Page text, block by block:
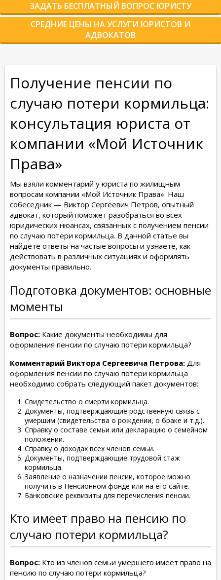
ЗАДАТЬ БЕСПЛАТНЫЙ ВОПРОС ЮРИСТУ
СРЕДНИЕ ЦЕНЫ НА УСЛУГИ ЮРИСТОВ И
АДВОКАТОВ
Получение пенсии по
случаю потери кормильца:
консультация юриста от
компании «Мой Источник
Права»
Мы взяли комментарий у юриста по жилищным
вопросам компании «Мой Источник Права». Наш
собеседник — Виктор Сергеевич Петров, опытный
адвокат, который поможет разобраться во всех
юридических нюансах, связанных с получением пенсии
по случаю потери кормильца. В данной статье вы
найдете ответы на частые вопросы и узнаете, как
действовать в различных ситуациях и оформлять
документы правильно.
Подготовка документов: основные
моменты
Вопрос: Какие документы необходимы для
оформления пенсии по случаю потери кормильца?
Комментарий Виктора Сергеевича Петрова: Для
оформления пенсии по случаю потери кормильца
необходимо собрать следующий пакет документов:
Свидетельство о смерти кормильца.
Документы, подтверждающие родственную связь с
умершим (свидетельства о рождении, о браке и т.д.).
Справку о составе семьи или декларацию о семейном
положении.
Справку о доходах всех членов семьи.
Документы, подтверждающие трудовой стаж
кормильца.
Заявление о назначении пенсии, которое можно
получить в Пенсионном фонде или на его сайте.
Банковские реквизиты для перечисления пенсии.
Кто имеет право на пенсию по
случаю потери кормильца?
Вопрос: Кто из членов семьи умершего имеет право на
пенсию по случаю потери кормильца?